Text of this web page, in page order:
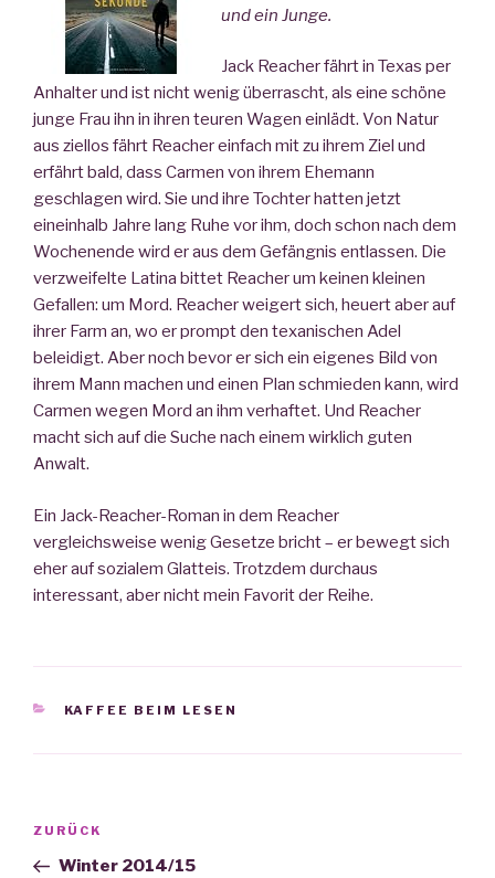
und ein Junge.
Jack Reacher fährt in Texas per
Anhalter und ist nicht wenig überrascht, als eine schöne
junge Frau ihn in ihren teuren Wagen einlädt. Von Natur
aus ziellos fährt Reacher einfach mit zu ihrem Ziel und
erfährt bald, dass Carmen von ihrem Ehemann
geschlagen wird. Sie und ihre Tochter hatten jetzt
eineinhalb Jahre lang Ruhe vor ihm, doch schon nach dem
Wochenende wird er aus dem Gefängnis entlassen. Die
verzweifelte Latina bittet Reacher um keinen kleinen
Gefallen: um Mord. Reacher weigert sich, heuert aber auf
ihrer Farm an, wo er prompt den texanischen Adel
beleidigt. Aber noch bevor er sich ein eigenes Bild von
ihrem Mann machen und einen Plan schmieden kann, wird
Carmen wegen Mord an ihm verhaftet. Und Reacher
macht sich auf die Suche nach einem wirklich guten
Anwalt.
Ein Jack-Reacher-Roman in dem Reacher
vergleichsweise wenig Gesetze bricht – er bewegt sich
eher auf sozialem Glatteis. Trotzdem durchaus
interessant, aber nicht mein Favorit der Reihe.
KATEGORIEN
KAFFEE BEIM LESEN
Beitrags-
Vorheriger
Beitrag
ZURÜCK
Winter 2014/15